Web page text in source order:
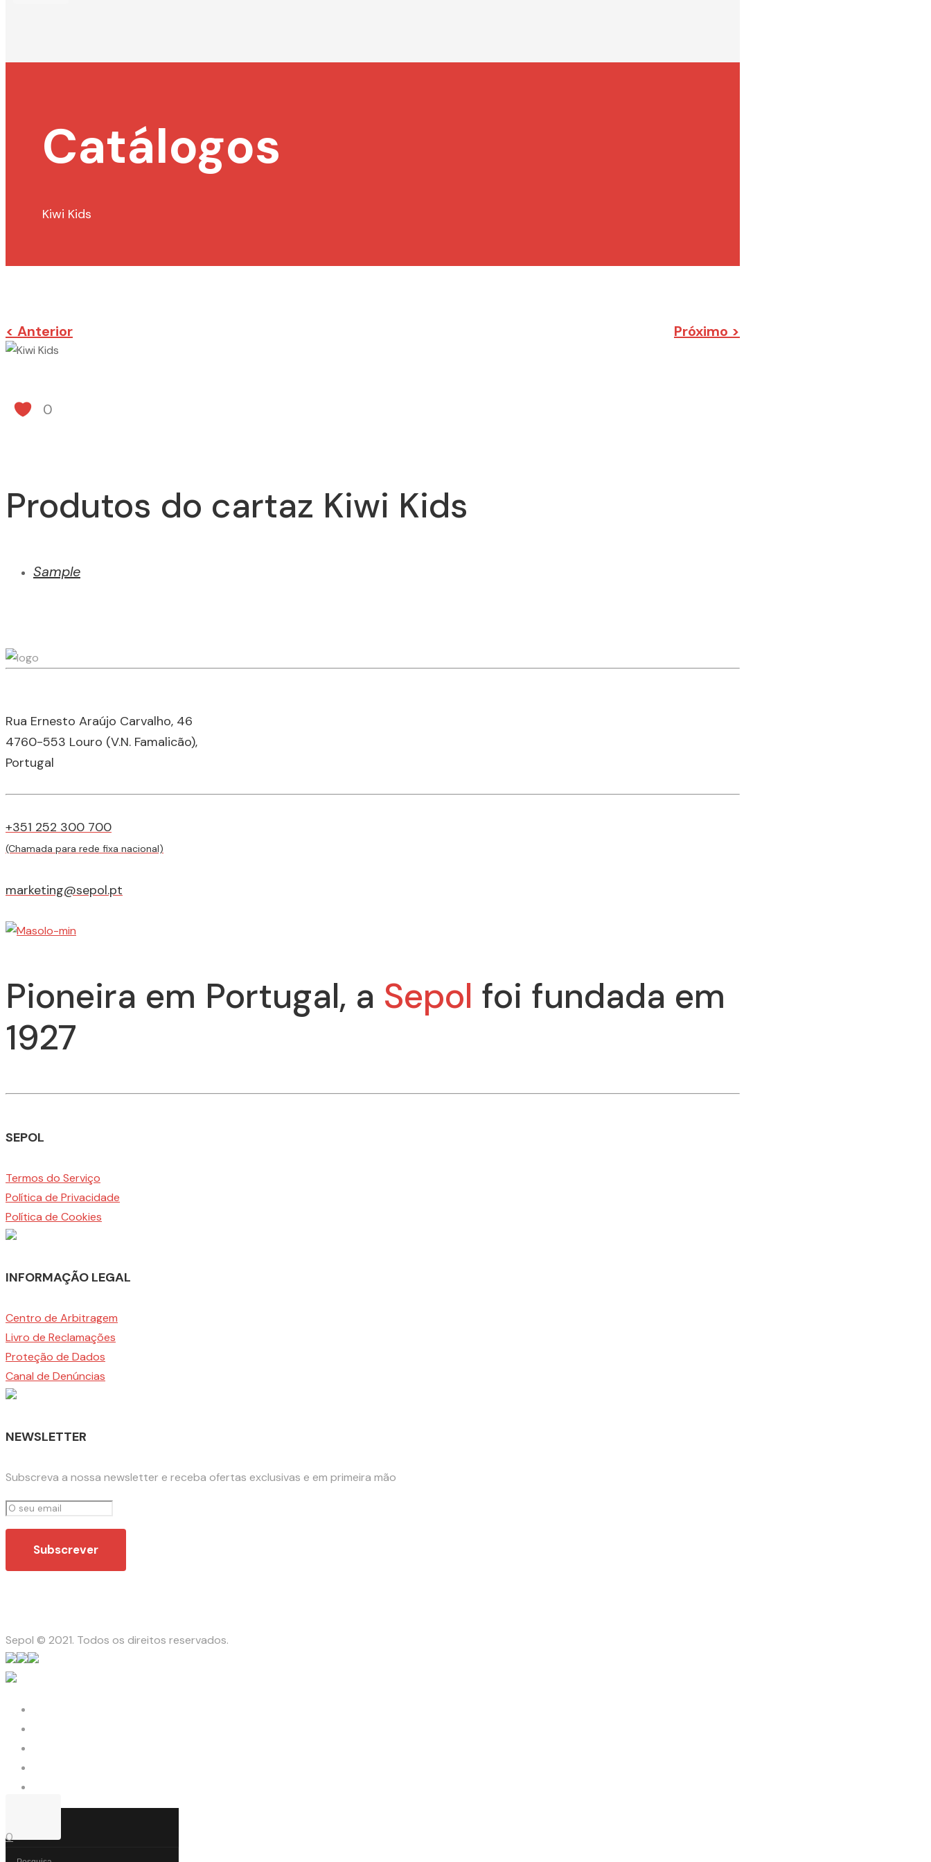
Catálogos
Kiwi Kids
< Anterior Próximo >
0
Produtos do cartaz Kiwi Kids
Sample
Rua Ernesto Araújo Carvalho, 46
4760-553 Louro (V.N. Famalicão),
Portugal
+351 252 300 700
(Chamada para rede fixa nacional)
marketing@sepol.pt
Pioneira em Portugal, a Sepol foi fundada em
1927
SEPOL
Termos do Serviço
Política de Privacidade
Política de Cookies
INFORMAÇÃO LEGAL
Centro de Arbitragem
Livro de Reclamações
Proteção de Dados
Canal de Denúncias
NEWSLETTER
Subscreva a nossa newsletter e receba ofertas exclusivas e em primeira mão
Sepol © 2021. Todos os direitos reservados.
0